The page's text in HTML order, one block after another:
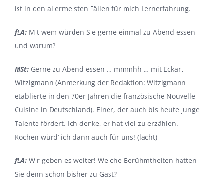
ist in den allermeisten Fällen für mich Lernerfahrung.
fLA: Mit wem würden Sie gerne einmal zu Abend essen
und warum?
MSt: Gerne zu Abend essen … mmmhh … mit Eckart
Witzigmann (Anmerkung der Redaktion: Witzigmann
etablierte in den 70er Jahren die französische Nouvelle
Cuisine in Deutschland). Einer, der auch bis heute junge
Talente fördert. Ich denke, er hat viel zu erzählen.
Kochen würd‘ ich dann auch für uns! (lacht)
fLA: Wir geben es weiter! Welche Berühmtheiten hatten
Sie denn schon bisher zu Gast?